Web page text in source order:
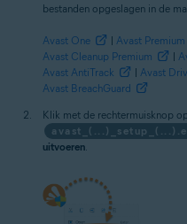
bestanden opgeslagen in de
Avast One | Avast
Avast Cleanup Premium
|
Avast AntiTrack
| Avast
Avast BreachGuard
Klik met de rechtermuisknop
uitvoeren